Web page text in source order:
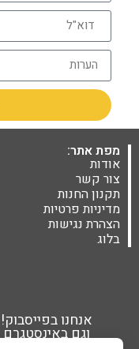
מפת אתר:
אודות
צור קשר
תקנון החנות
מדיניות פרטיות
הצהרת נגישות
בלוג
אנחנו בפייסבוק!
וגם באינסטגרם